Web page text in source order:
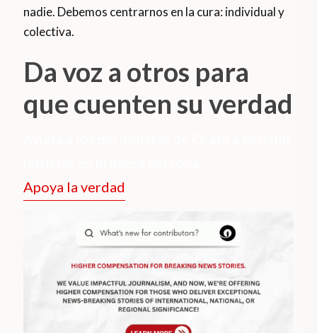
nadie. Debemos centrarnos en la cura: individual y
colectiva.
Da voz a otros para
que cuenten su verdad
Apoya la verdad